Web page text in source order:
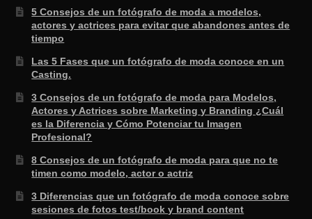
5 Consejos de un fotógrafo de moda a modelos,
actores y actrices para evitar que abandones antes de
tiempo
Las 5 Fases que un fotógrafo de moda conoce en un
Casting.
3 Consejos de un fotógrafo de moda para Modelos,
Actores y Actrices sobre Marketing y Branding ¿Cuál
es la Diferencia y Cómo Potenciar tu Imagen
Profesional?
8 Consejos de un fotógrafo de moda para que no te
timen como modelo, actor o actriz
3 Diferencias que un fotógrafo de moda conoce sobre
sesiones de fotos test/book y brand content